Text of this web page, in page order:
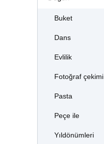
Buket
Dans
Evlilik
Fotoğraf çekimi
Pasta
Peçe ile
Yıldönümleri